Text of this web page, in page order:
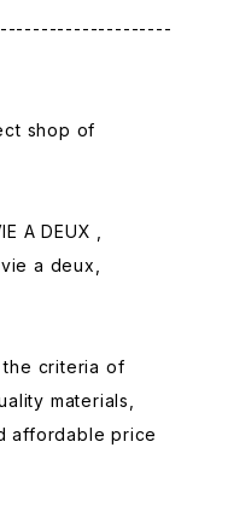
shop of
A DEUX ,
a deux,
criteria of
materials,
affordable price